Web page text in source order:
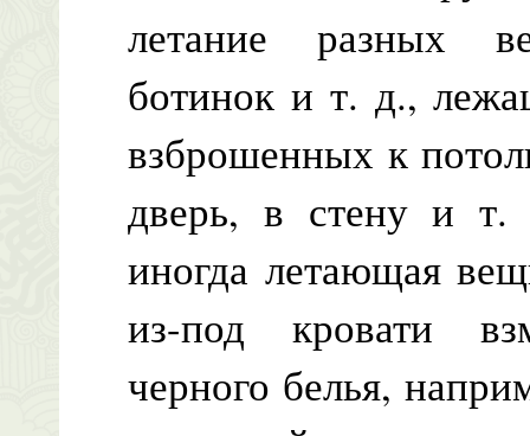
летание разных
ботинок и т. д.,
взброшенных к
дверь, в стену и т.
иногда летающая
из-под кровати
черного белья,